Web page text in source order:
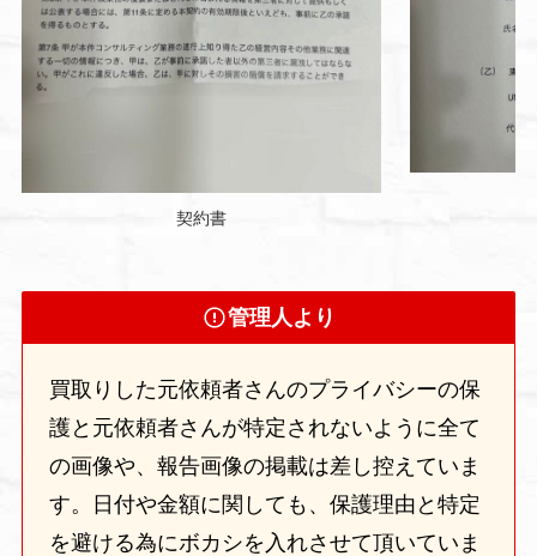
契約書
管理人より
買取りした元依頼者さんのプライバシーの保
護と元依頼者さんが特定されないように全て
の画像や、報告画像の掲載は差し控えていま
す。日付や金額に関しても、保護理由と特定
を避ける為にボカシを入れさせて頂いていま